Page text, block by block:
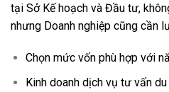
tại Sở Kế hoạch và Đầu tư,
nhưng Doanh nghiệp cũng cần
Chọn mức vốn phù hợp với
Kinh doanh dịch vụ tư vấn